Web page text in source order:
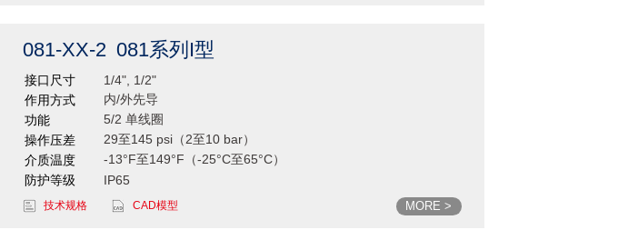
081-XX-2 081系列I型
接口尺寸
1/4", 1/2"
作用方式
内/外先导
功能
5/2 单线圈
操作压差
29至145 psi（2至10 bar）
介质温度
-13°F至149°F（-25°C至65°C）
防护等级
IP65
技术规格 CAD模型 MORE >